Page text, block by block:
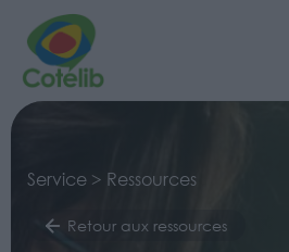
Service > Ressources
Retour aux ressources